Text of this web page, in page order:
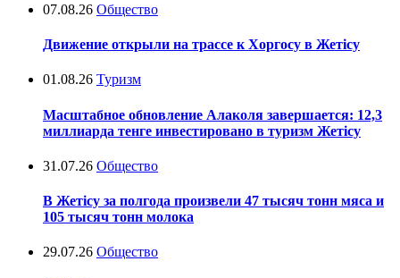
07.08.26 Общество
Движение открыли на трассе к Хоргосу в Жетісу
01.08.26 Туризм
Масштабное обновление Алаколя завершается: 12,3
миллиарда тенге инвестировано в туризм Жетісу
31.07.26 Общество
В Жетісу за полгода произвели 47 тысяч тонн мяса и
105 тысяч тонн молока
29.07.26 Общество